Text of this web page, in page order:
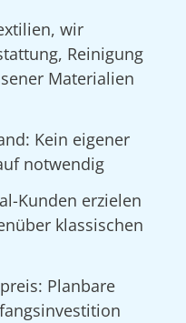
wir
Reinigung
Materialien
Kein eigener
notwendig
Kunden erzielen
klassischen
Planbare